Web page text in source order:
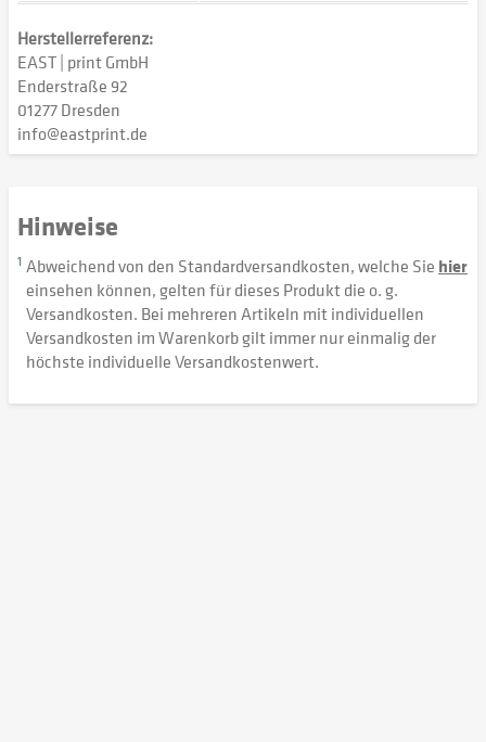
Herstellerreferenz:
EAST | print GmbH
Enderstraße 92
01277 Dresden
info@eastprint.de
Hinweise
1 Abweichend von den Standardversandkosten, welche Sie hier
einsehen können, gelten für dieses Produkt die o. g.
Versandkosten. Bei mehreren Artikeln mit individuellen
Versandkosten im Warenkorb gilt immer nur einmalig der
höchste individuelle Versandkostenwert.